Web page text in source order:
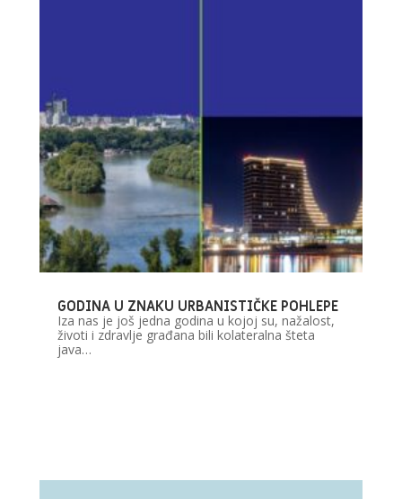
GODINA U ZNAKU URBANISTIČKE POHLEPE
Iza nas je još jedna godina u kojoj su, nažalost,
životi i zdravlje građana bili kolateralna šteta
java…